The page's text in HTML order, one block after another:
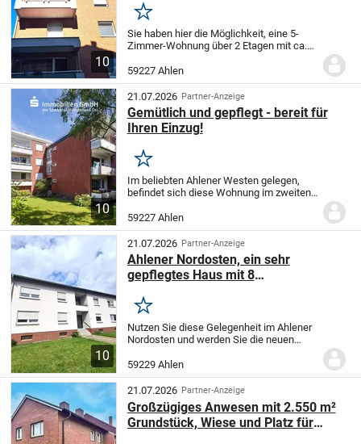
10
Merken
Sie haben hier die Möglichkeit, eine 5-
Zimmer-Wohnung über 2 Etagen mit ca.
Spitzboden (5. Zimmer), Gäste-WC, einem
sonnigen und überdachten Balkon, einer
eigenen...
59227 Ahlen
10
21.07.2026 Partner-Anzeige
Gemütlich und gepflegt - bereit für
Ihren Einzug!
Merken
Im beliebten Ahlener Westen gelegen,
befindet sich diese Wohnung im zweiten
und bietet mit rund 69 m² Wohnfläche
eine klassische, gut nutzbare Drei-
Zimmer-Aufteil...
59227 Ahlen
10
21.07.2026 Partner-Anzeige
Ahlener Nordosten, ein sehr
gepflegtes Haus mit 8
Trockenboden, Loggien und
Parkmöglichkeit.
Merken
Nutzen Sie diese Gelegenheit im Ahlener
Nordosten und werden Sie die neuen
Familienhauses mit insgesamt 378 m²
Wohnfläche, Vollkeller, Trockenboden und
Parkmöglichkeiten...
59229 Ahlen
21.07.2026 Partner-Anzeige
Großzügiges Anwesen mit 2.550 m²
Grundstück, Wiese und Platz für